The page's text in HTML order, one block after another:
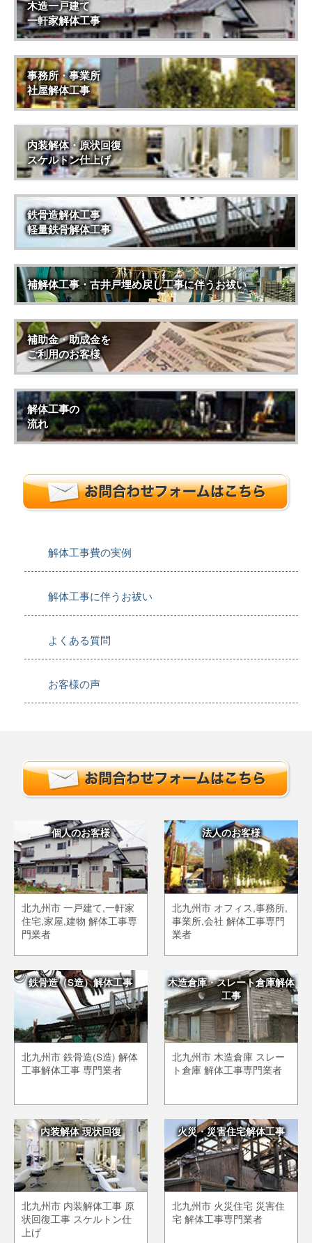
木造一戸建て
一軒家解体工事
事務所・事業所
社屋解体工事
内装解体・原状回復
スケルトン仕上げ
鉄骨造解体工事
軽量鉄骨解体工事
補解体工事・古井戸埋め戻し工事に伴うお祓い
補助金・助成金を
ご利用のお客様
解体工事の
流れ
解体工事費の実例
解体工事に伴うお祓い
よくある質問
お客様の声
個人のお客様
北九州市 一戸建て,一軒家
住宅,家屋,建物 解体工事専
門業者
法人のお客様
北九州市 オフィス,事務所,
事業所,会社 解体工事専門
業者
鉄骨造（S造）解体工事
北九州市 鉄骨造(S造) 解体
工事解体工事 専門業者
木造倉庫・スレート倉庫解体
工事
北九州市 木造倉庫 スレー
ト倉庫 解体工事専門業者
内装解体 現状回復
北九州市 内装解体工事 原
状回復工事 スケルトン仕
上げ
火災・災害住宅解体工事
北九州市 火災住宅 災害住
宅 解体工事専門業者